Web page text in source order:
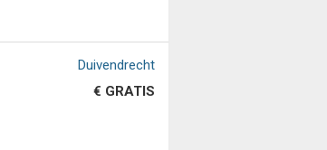
Duivendrecht
€ GRATIS